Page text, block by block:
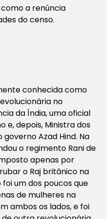
a renúncia
do censo.
conhecida como
no
da Índia, uma oficial
e, depois, Ministra dos
Azad Hind. Na
o regimento Rani de
apenas por
o Raj britânico na
um dos poucos que
de mulheres na
ambos os lados, e foi